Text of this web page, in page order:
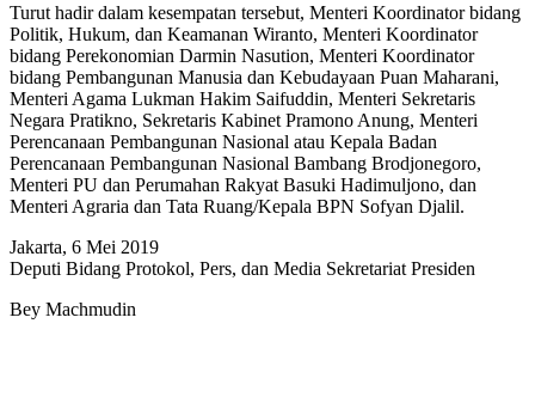
Turut hadir dalam kesempatan tersebut, Menteri Koordinator bidang
Politik, Hukum, dan Keamanan Wiranto, Menteri Koordinator
bidang Perekonomian Darmin Nasution, Menteri Koordinator
bidang Pembangunan Manusia dan Kebudayaan Puan Maharani,
Menteri Agama Lukman Hakim Saifuddin, Menteri Sekretaris
Negara Pratikno, Sekretaris Kabinet Pramono Anung, Menteri
Perencanaan Pembangunan Nasional atau Kepala Badan
Perencanaan Pembangunan Nasional Bambang Brodjonegoro,
Menteri PU dan Perumahan Rakyat Basuki Hadimuljono, dan
Menteri Agraria dan Tata Ruang/Kepala BPN Sofyan Djalil.
Jakarta, 6 Mei 2019
Deputi Bidang Protokol, Pers, dan Media Sekretariat Presiden
Bey Machmudin